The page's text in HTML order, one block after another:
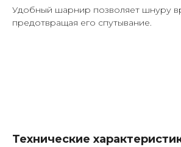
Удобный шарнир позволяет шнуру
предотвращая его спутывание.
Технические